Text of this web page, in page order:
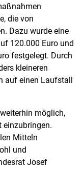
die von
Dazu wurde eine
120.000 Euro und
festgelegt. Durch
kleineren
auf einen Laufstall
möglich,
einzubringen.
Mitteln
und
Josef